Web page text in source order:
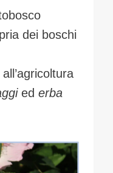
dei boschi
ed erba